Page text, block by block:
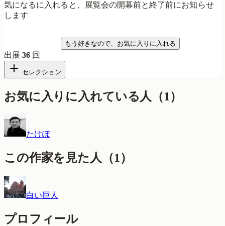
気になるに入れると、展覧会の開幕前と終了前にお知らせ
します
もう好きなので、お気に入りに入れる
出展36 回
セレクション
お気に入りに入れている人 （1）
たけぽ
この作家を見た人 （1）
白い巨人
プロフィール